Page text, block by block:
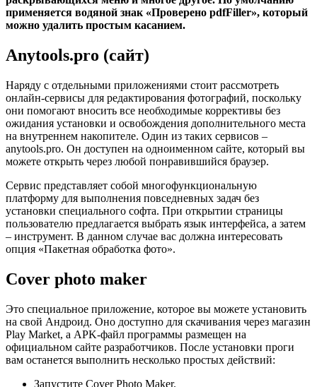
применяется водяной знак «Проверено pdfFiller», который
можно удалить простым касанием.
Anytools.pro (сайт)
Наряду с отдельными приложениями стоит рассмотреть
онлайн-сервисы для редактирования фотографий, поскольку
они помогают вносить все необходимые коррективы без
ожидания установки и освобождения дополнительного места
на внутреннем накопителе. Один из таких сервисов –
anytools.pro. Он доступен на одноименном сайте, который вы
можете открыть через любой понравившийся браузер.
Сервис представляет собой многофункциональную
платформу для выполнения повседневных задач без
установки специального софта. При открытии страницы
пользователю предлагается выбрать язык интерфейса, а затем
– инструмент. В данном случае вас должна интересовать
опция «Пакетная обработка фото».
Cover photo maker
Это специальное приложение, которое вы можете установить
на свой Андроид. Оно доступно для скачивания через магазин
Play Market, а APK-файл программы размещен на
официальном сайте разработчиков. После установки проги
вам останется выполнить несколько простых действий:
Запустите Cover Photo Maker.